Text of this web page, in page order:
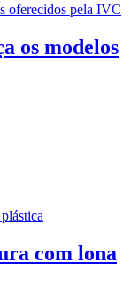
os modelos
com lona